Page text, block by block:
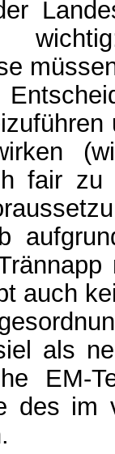
fair
auch
als
EM-
des im